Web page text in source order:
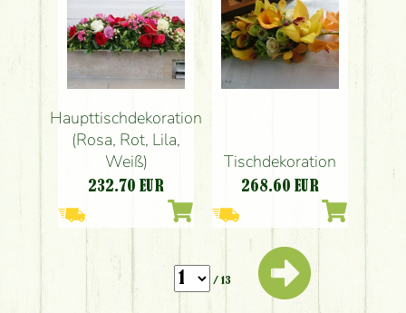
Haupttischdekoration
(Rosa, Rot, Lila,
Weiß)
232.70 EUR
Tischdekoration
268.60 EUR
/ 13